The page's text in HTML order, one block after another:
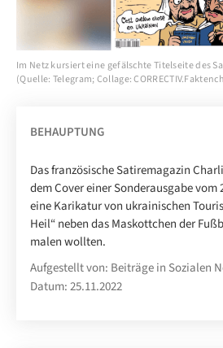
Im Netz kursiert eine gefälschte Titelseite des
(Quelle: Telegram; Collage:
BEHAUPTUNG
Das französische Satiremagazin
dem Cover einer Sonderausgabe vom
eine Karikatur von ukrainischen
Heil“ neben das Maskottchen der
malen wollten.
Aufgestellt von: Beiträge in Sozialen
Datum: 25.11.2022